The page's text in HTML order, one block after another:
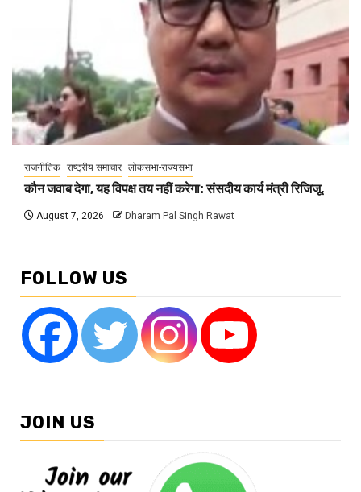
राजनीतिक राष्ट्रीय समाचार लोकसभा-राज्यसभा
कौन जवाब देगा, यह विपक्ष तय नहीं करेगा: संसदीय कार्य मंत्री रिजिजू,
August 7, 2026 Dharam Pal Singh Rawat
FOLLOW US
JOIN US